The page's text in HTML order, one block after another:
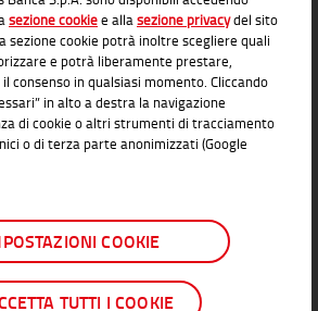
del Gruppo Monte dei Paschi di Siena; P.I. Gruppo IVA
- Tutti i diritti riservati -Dati Societari- Messaggio
Per le condizioni contrattuali si rimanda ai
presso le Filiali Compass Banca S.p.A. o presso
autorizzati che operano in qualità di intermediari del
con Compass Banca S.p.A. L'elenco delle Filiali e
sul sito
parte di Compass Banca S.p.A.
sezione cookiee allasezione privacydel sito
sezione cookie potrà inoltre scegliere quali
e potrà liberamente prestare,
consenso in qualsiasi momento. Cliccando
in alto a destra la navigazione
di cookie o altri strumenti di tracciamento
o di terza parte anonimizzati (Google
COOKIE
TUTTI I COOKIE